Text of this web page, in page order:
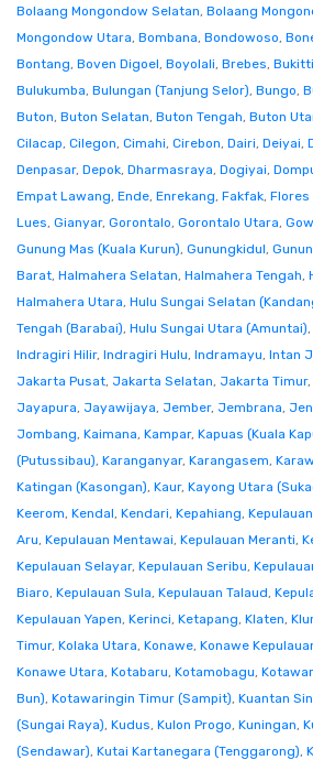
Bolaang Mongondow Selatan, Bolaang
Mongondow Utara, Bombana, Bondowoso,
Bontang, Boven Digoel, Boyolali, Brebes,
Bulukumba, Bulungan (Tanjung Selor), Bungo,
Buton, Buton Selatan, Buton Tengah, Buton
Cilacap, Cilegon, Cimahi, Cirebon, Dairi, Deiyai,
Denpasar, Depok, Dharmasraya, Dogiyai,
Empat Lawang, Ende, Enrekang, Fakfak, Flores
Lues, Gianyar, Gorontalo, Gorontalo Utara,
Gunung Mas (Kuala Kurun), Gunungkidul,
Barat, Halmahera Selatan, Halmahera Tengah,
Halmahera Utara, Hulu Sungai Selatan
Tengah (Barabai), Hulu Sungai Utara (Amuntai),
Indragiri Hilir, Indragiri Hulu, Indramayu, Intan
Jakarta Pusat, Jakarta Selatan, Jakarta Timur,
Jayapura, Jayawijaya, Jember, Jembrana,
Jombang, Kaimana, Kampar, Kapuas (Kuala
(Putussibau), Karanganyar, Karangasem,
Katingan (Kasongan), Kaur, Kayong Utara
Keerom, Kendal, Kendari, Kepahiang,
Aru, Kepulauan Mentawai, Kepulauan Meranti,
Kepulauan Selayar, Kepulauan Seribu,
Biaro, Kepulauan Sula, Kepulauan Talaud,
Kepulauan Yapen, Kerinci, Ketapang, Klaten,
Timur, Kolaka Utara, Konawe, Konawe
Konawe Utara, Kotabaru, Kotamobagu,
Bun), Kotawaringin Timur (Sampit), Kuantan
(Sungai Raya), Kudus, Kulon Progo, Kuningan,
(Sendawar), Kutai Kartanegara (Tenggarong),